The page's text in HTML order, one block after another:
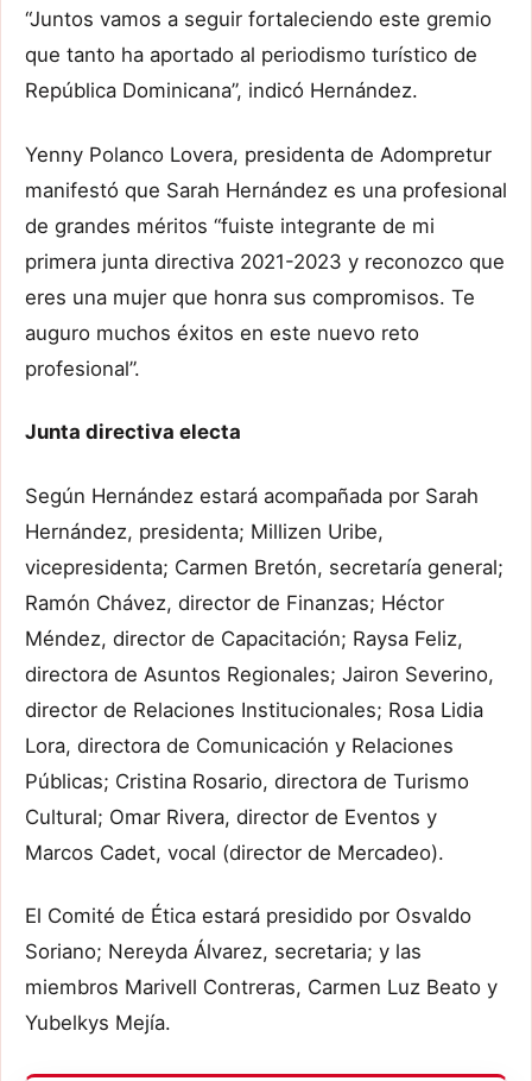
“Juntos vamos a seguir fortaleciendo este gremio
que tanto ha aportado al periodismo turístico de
República Dominicana”, indicó Hernández.
Yenny Polanco Lovera, presidenta de Adompretur
manifestó que Sarah Hernández es una profesional
de grandes méritos “fuiste integrante de mi
primera junta directiva 2021-2023 y reconozco que
eres una mujer que honra sus compromisos. Te
auguro muchos éxitos en este nuevo reto
profesional”.
Junta directiva electa
Según Hernández estará acompañada por Sarah
Hernández, presidenta; Millizen Uribe,
vicepresidenta; Carmen Bretón, secretaría general;
Ramón Chávez, director de Finanzas; Héctor
Méndez, director de Capacitación; Raysa Feliz,
directora de Asuntos Regionales; Jairon Severino,
director de Relaciones Institucionales; Rosa Lidia
Lora, directora de Comunicación y Relaciones
Públicas; Cristina Rosario, directora de Turismo
Cultural; Omar Rivera, director de Eventos y
Marcos Cadet, vocal (director de Mercadeo).
El Comité de Ética estará presidido por Osvaldo
Soriano; Nereyda Álvarez, secretaria; y las
miembros Marivell Contreras, Carmen Luz Beato y
Yubelkys Mejía.